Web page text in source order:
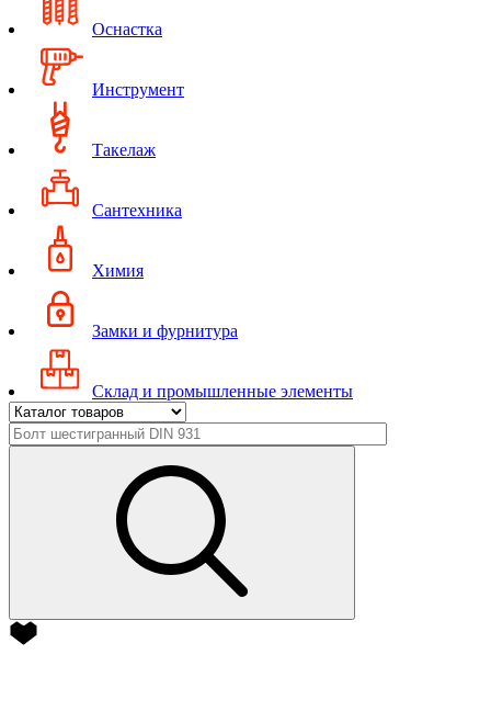
Оснастка
Инструмент
Такелаж
Сантехника
Химия
Замки и фурнитура
Склад и промышленные элементы